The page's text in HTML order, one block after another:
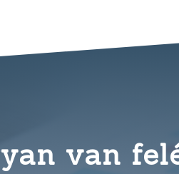
van